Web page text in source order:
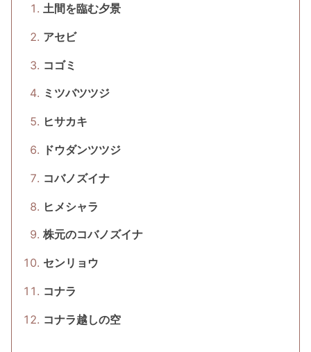
土間を臨む夕景
アセビ
コゴミ
ミツバツツジ
ヒサカキ
ドウダンツツジ
コバノズイナ
ヒメシャラ
株元のコバノズイナ
センリョウ
コナラ
コナラ越しの空